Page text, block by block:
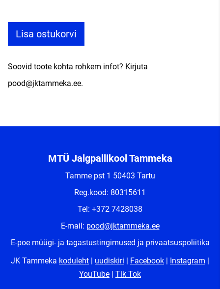
Lisa ostukorvi
Soovid toote kohta rohkem infot? Kirjuta
pood@jktammeka.ee.
MTÜ Jalgpallikool Tammeka
Tamme pst 1 50403 Tartu
Reg.kood: 80315611
Tel: +372 7428038
E-mail: pood@jktammeka.ee
E-poe müügi- ja tagastustingimused ja privaatsuspoliitika
JK Tammeka koduleht | uudiskiri | Facebook | Instagram |
YouTube | Tik Tok